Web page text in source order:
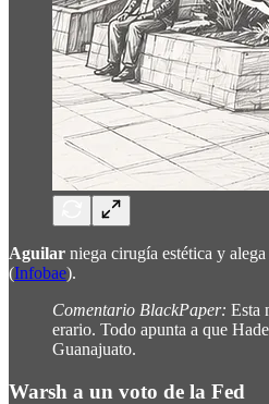
Aguilar niega cirugía estética y alega
(Infobae).
Comentario BlackPaper: Esta
erario. Todo apunta a que
Guanajuato.
Warsh a un voto de la Fed